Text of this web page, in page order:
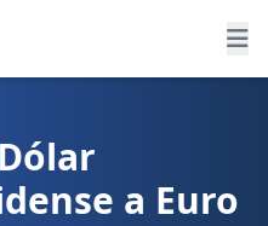
a Euro